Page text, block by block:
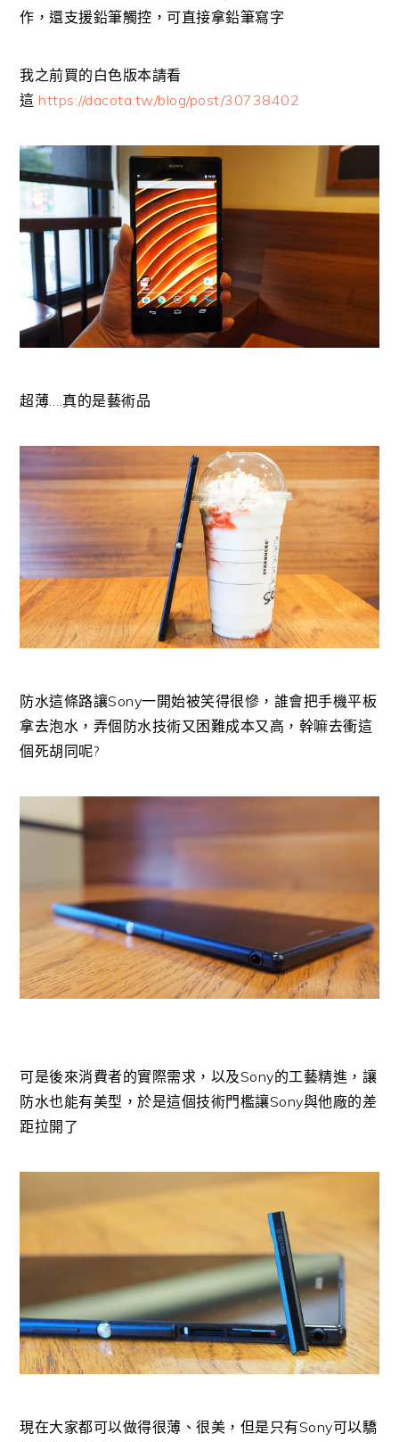
作，還支援鉛筆觸控，可直接拿鉛筆寫字
我之前買的白色版本請看
這 https://dacota.tw/blog/post/30738402
超薄….真的是藝術品
防水這條路讓Sony一開始被笑得很慘，誰會把手機平板
拿去泡水，弄個防水技術又困難成本又高，幹嘛去衝這
個死胡同呢?
可是後來消費者的實際需求，以及Sony的工藝精進，讓
防水也能有美型，於是這個技術門檻讓Sony與他廠的差
距拉開了
現在大家都可以做得很薄、很美，但是只有Sony可以驕